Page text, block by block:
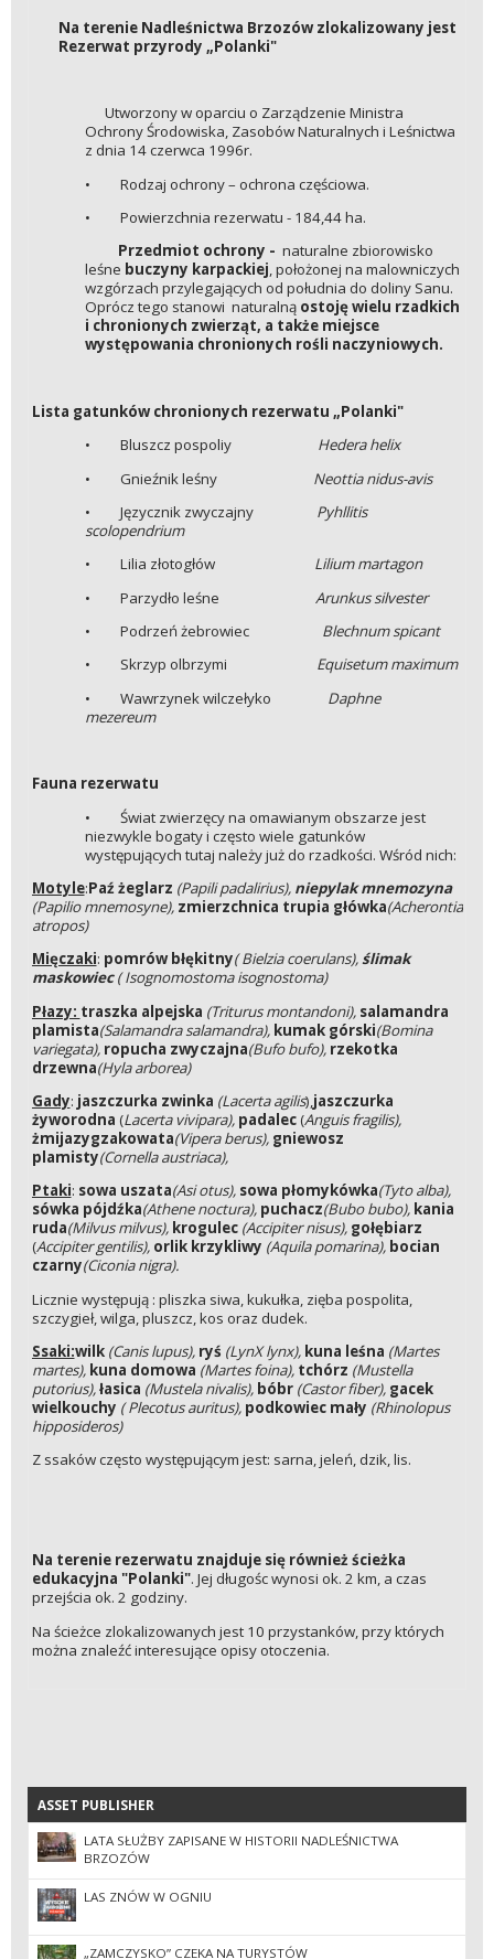
Na terenie Nadleśnictwa Brzozów zlokalizowany jest
Rezerwat przyrody „Polanki"
Utworzony w oparciu o Zarządzenie Ministra
Ochrony Środowiska, Zasobów Naturalnych i Leśnictwa
z dnia 14 czerwca 1996r.
• Rodzaj ochrony – ochrona częściowa.
• Powierzchnia rezerwatu - 184,44 ha.
Przedmiot ochrony - naturalne zbiorowisko
leśne buczyny karpackiej, położonej na malowniczych
wzgórzach przylegających od południa do doliny Sanu.
Oprócz tego stanowi naturalną ostoję wielu rzadkich
i chronionych zwierząt, a także miejsce
występowania chronionych rośli naczyniowych.
Lista gatunków chronionych rezerwatu „Polanki"
• Bluszcz pospoliy Hedera helix
• Gnieźnik leśnyNeottia nidus-avis
• Języcznik zwyczajnyPyhllitis
scolopendrium
• Lilia złotogłówLilium martagon
• Parzydło leśne Arunkus silvester
• Podrzeń żebrowiecBlechnum spicant
• Skrzyp olbrzymi Equisetum maximum
• Wawrzynek wilczełyko Daphne
mezereum
Fauna rezerwatu
• Świat zwierzęcy na omawianym obszarze jest
niezwykle bogaty i często wiele gatunków
występujących tutaj należy już do rzadkości. Wśród nich:
Motyle:Paź żeglarz (Papili padalirius), niepylak mnemozyna
(Papilio mnemosyne), zmierzchnica trupia główka(Acherontia
atropos)
Mięczaki: pomrów błękitny( Bielzia coerulans),ślimak
maskowiec( Isognomostoma isognostoma)
Płazy: traszka alpejska (Triturus montandoni), salamandra
plamista(Salamandra salamandra), kumak górski(Bomina
variegata), ropucha zwyczajna(Bufo bufo), rzekotka
drzewna(Hyla arborea)
Gady: jaszczurka zwinka (Lacerta agilis),jaszczurka
żyworodna (Lacerta vivipara), padalec(Anguis fragilis),
żmijazygzakowata(Vipera berus), gniewosz
plamisty(Cornella austriaca),
Ptaki: sowa uszata(Asi otus), sowa płomykówka(Tyto alba),
sówka pójdźka(Athene noctura), puchacz(Bubo bubo), kania
ruda(Milvus milvus), krogulec (Accipiter nisus), gołębiarz
(Accipiter gentilis), orlik krzykliwy (Aquila pomarina), bocian
czarny(Ciconia nigra).
Licznie występują : pliszka siwa, kukułka, zięba pospolita,
szczygieł, wilga, pluszcz, kos oraz dudek.
Ssaki:wilk (Canis lupus), ryś (LynX lynx), kuna leśna (Martes
martes), kuna domowa (Martes foina), tchórz (Mustella
putorius),łasica (Mustela nivalis), bóbr (Castor fiber), gacek
wielkouchy ( Plecotus auritus), podkowiec mały (Rhinolopus
hipposideros)
Z ssaków często występującym jest: sarna, jeleń, dzik, lis.
Na terenie rezerwatu znajduje się również ścieżka
edukacyjna "Polanki". Jej długośc wynosi ok. 2 km, a czas
przejścia ok. 2 godziny.
Na ścieżce zlokalizowanych jest 10 przystanków, przy których
można znaleźć interesujące opisy otoczenia.
ASSET PUBLISHER
ASSET PUBLISHER
LATA SŁUŻBY ZAPISANE W HISTORII NADLEŚNICTWA
BRZOZÓW
LAS ZNÓW W OGNIU
„ZAMCZYSKO” CZEKA NA TURYSTÓW